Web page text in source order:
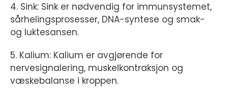
4. Sink: Sink er nødvendig for immunsystemet,
sårhelingsprosesser, DNA-syntese og smak-
og luktesansen.
5. Kalium: Kalium er avgjørende for
nervesignalering, muskelkontraksjon og
væskebalanse i kroppen.